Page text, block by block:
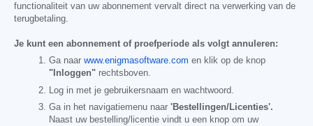
functionaliteit van uw abonnement vervalt direct na verwerking van de
terugbetaling.
Je kunt een abonnement of proefperiode als volgt annuleren:
Ga naar www.enigmasoftware.com en klik op de knop
"Inloggen" rechtsboven.
Log in met je gebruikersnaam en wachtwoord.
Ga in het navigatiemenu naar 'Bestellingen/Licenties'.
Naast uw bestelling/licentie vindt u een knop om uw